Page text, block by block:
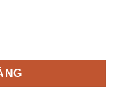
khối giá rẻ, mẫu